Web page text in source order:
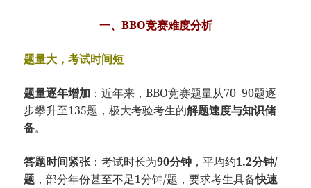
一、BBO竞赛难度分析
题量大，考试时间短
题量逐年增加 ：近年来，BBO竞赛题量从70–90题逐
步攀升至135题，极大考验考生的解题速度与知识储
备。
答题时间紧张：考试时长为90分钟 ，平均约1.2分钟/
题 ，部分年份甚至不足1分钟/题，要求考生具备快速